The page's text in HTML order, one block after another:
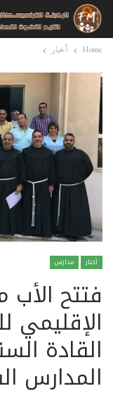
Home أخبار
أخبار مدارس
فتتح الأب
الإقليمي
القادة
المدارس